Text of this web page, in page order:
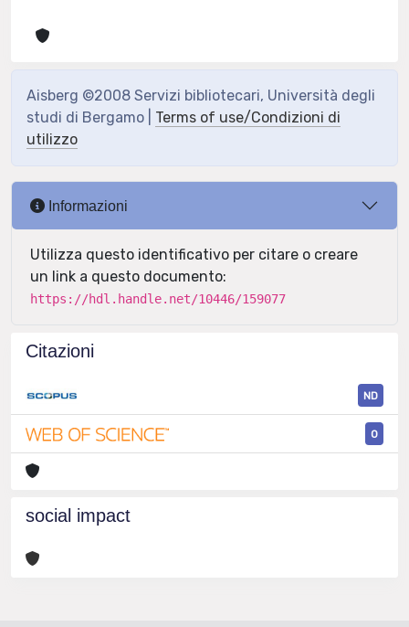
Aisberg ©2008 Servizi bibliotecari, Università degli
studi di Bergamo | Terms of use/Condizioni di
utilizzo
Informazioni
Utilizza questo identificativo per citare o creare
un link a questo documento:
https://hdl.handle.net/10446/159077
Citazioni
ND
0
social impact